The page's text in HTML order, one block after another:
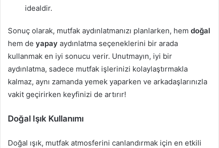
idealdir.
Sonuç olarak, mutfak aydınlatmanızı planlarken, hem doğal
hem de yapay aydınlatma seçeneklerini bir arada
kullanmak en iyi sonucu verir. Unutmayın, iyi bir
aydınlatma, sadece mutfak işlerinizi kolaylaştırmakla
kalmaz, aynı zamanda yemek yaparken ve arkadaşlarınızla
vakit geçirirken keyfinizi de artırır!
Doğal Işık Kullanımı
Doğal ışık, mutfak atmosferini canlandırmak için en etkili